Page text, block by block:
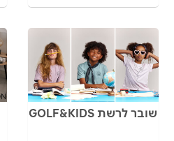
שובר לרשת GOLF&KIDS